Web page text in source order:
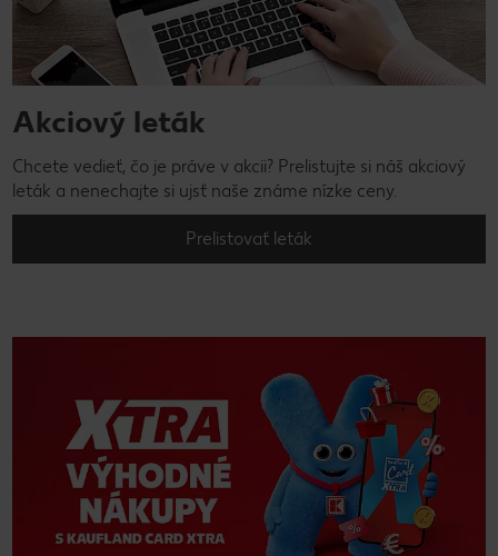
Akciový leták
Chcete vedieť, čo je práve v akcii? Prelistujte si náš akciový
leták a nenechajte si ujsť naše známe nízke ceny.
Prelistovať leták